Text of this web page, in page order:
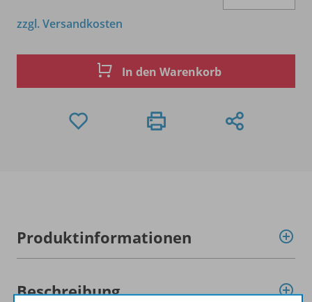
zzgl. Versandkosten
In den Warenkorb
Produktinformationen
Beschreibung